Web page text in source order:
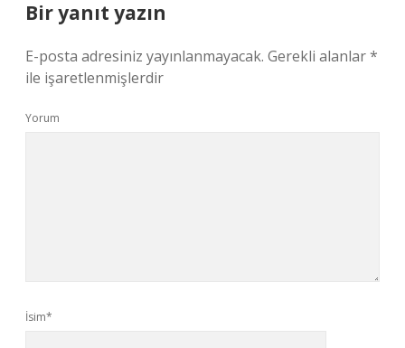
Bir yanıt yazın
E-posta adresiniz yayınlanmayacak. Gerekli alanlar*
ile işaretlenmişlerdir
Yorum
İsim*